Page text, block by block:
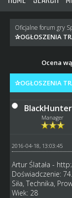
Oficjalne forum gry
✰OGŁOSZENIA
Ocena
✰OGŁOSZENIA
BlackHunter
Manager
2016-04-18, 13:03:45
Artur Ślatała -
Doświadczenie:
Siła, Technika,
Wiek: 28